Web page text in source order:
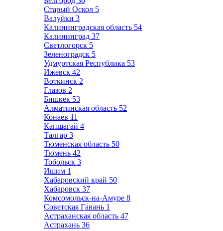
Старый Оскол 5
Валуйки 3
Калининградская область 54
Калининград 37
Светлогорск 5
Зеленоградск 5
Удмуртская Республика 53
Ижевск 42
Воткинск 2
Глазов 2
Бишкек 53
Алматинская область 52
Конаев 11
Капшагай 4
Талгар 3
Тюменская область 50
Тюмень 42
Тобольск 3
Ишим 1
Хабаровский край 50
Хабаровск 37
Комсомольск-на-Амуре 8
Советская Гавань 1
Астраханская область 47
Астрахань 36